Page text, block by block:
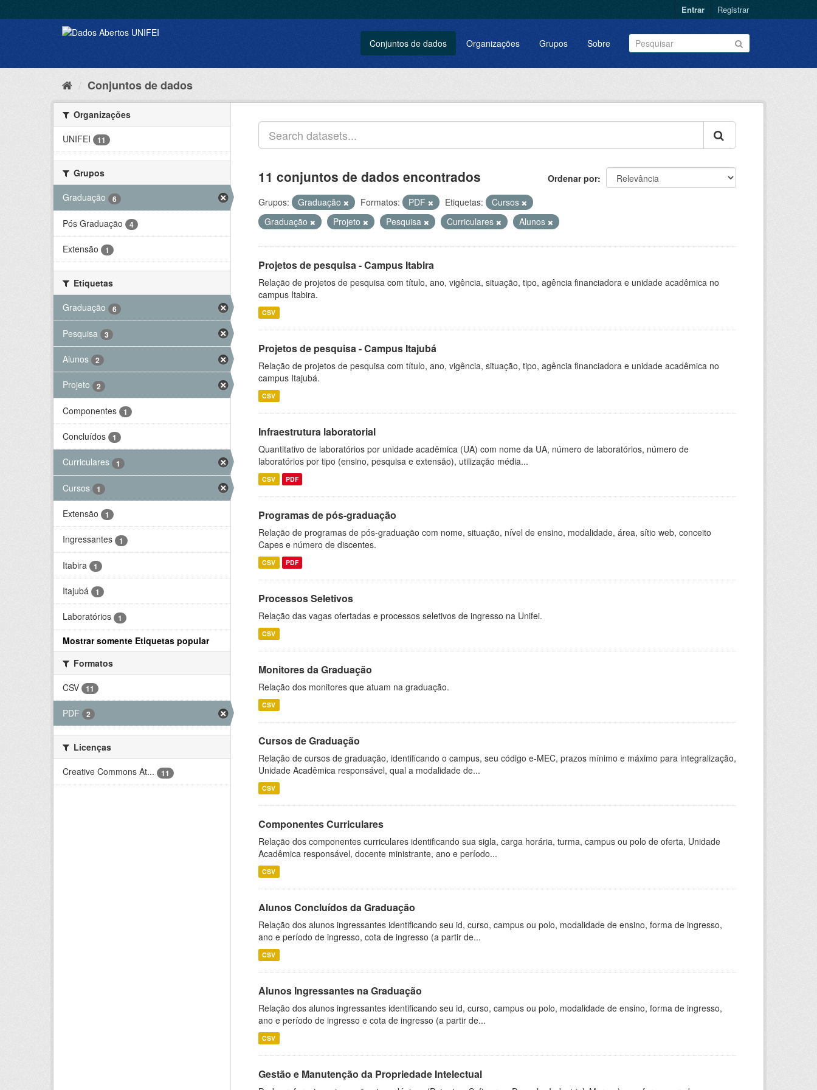
Entrar Registrar
Conjuntos de dados Organizações Grupos Sobre
Conjuntos de dados
Organizações
UNIFEI
11
Grupos
Graduação
6
Pós Graduação 4
Extensão 1
Etiquetas
Graduação
6
Pesquisa 3
Alunos 2
Projeto 2
Componentes 1
Concluídos 1
Curriculares 1
Cursos 1
Extensão 1
Ingressantes 1
Itabira 1
Itajubá 1
Laboratórios 1
Mostrar somente Etiquetas popular
Formatos
CSV
11
PDF 2
Licenças
Creative Commons At...
11
Ordenar por
11 conjuntos de dados encontrados
Grupos: Graduação Formatos: PDF Etiquetas:
Cursos
Graduação
Projeto Pesquisa Curriculares Alunos
Projetos de pesquisa - Campus Itabira
Relação de projetos de pesquisa com título, ano, vigência, situação, tipo, agência financiadora e unidade acadêmica no
campus Itabira.
CSV
Projetos de pesquisa - Campus Itajubá
Relação de projetos de pesquisa com título, ano, vigência, situação, tipo, agência financiadora e unidade acadêmica no
campus Itajubá.
CSV
Infraestrutura laboratorial
Quantitativo de laboratórios por unidade acadêmica (UA) com nome da UA, número de laboratórios, número de
laboratórios por tipo (ensino, pesquisa e extensão), utilização média...
CSV PDF
Programas de pós-graduação
Relação de programas de pós-graduação com nome, situação, nível de ensino, modalidade, área, sítio web, conceito
Capes e número de discentes.
CSV PDF
Processos Seletivos
Relação das vagas ofertadas e processos seletivos de ingresso na Unifei.
CSV
Monitores da Graduação
Relação dos monitores que atuam na graduação.
CSV
Cursos de Graduação
Relação de cursos de graduação, identificando o campus, seu código e-MEC, prazos mínimo e máximo para integralização,
Unidade Acadêmica responsável, qual a modalidade de...
CSV
Componentes Curriculares
Relação dos componentes curriculares identificando sua sigla, carga horária, turma, campus ou polo de oferta, Unidade
Acadêmica responsável, docente ministrante, ano e período...
CSV
Alunos Concluídos da Graduação
Relação dos alunos ingressantes identificando seu id, curso, campus ou polo, modalidade de ensino, forma de ingresso,
ano e período de ingresso, cota de ingresso (a partir de...
CSV
Alunos Ingressantes na Graduação
Relação dos alunos ingressantes identificando seu id, curso, campus ou polo, modalidade de ensino, forma de ingresso,
ano e período de ingresso e cota de ingresso (a partir de...
CSV
Gestão e Manutenção da Propriedade Intelectual